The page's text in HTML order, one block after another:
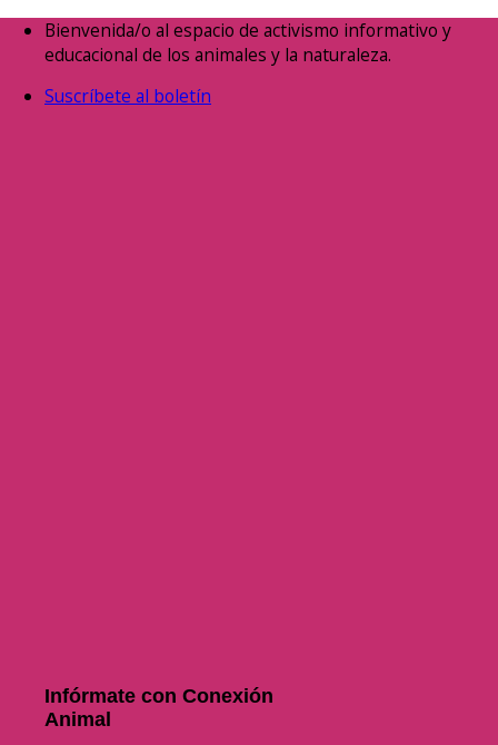
Saltar Bienvenida/o al espacio de activismo informativo y
educacional de los animales y la naturaleza.
Suscríbete al boletín
Infórmate con Conexión
Animal